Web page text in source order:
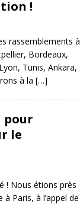
!
rassemblements à
Bordeaux,
Tunis, Ankara,
à la […]
pour
le
! Nous étions près
Paris, à l’appel de